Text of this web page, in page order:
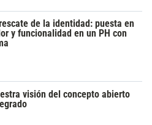
de la identidad: puesta en
y funcionalidad en un PH con
visión del concepto abierto